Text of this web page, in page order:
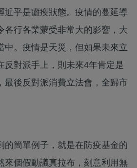
近乎是癱瘓狀態。疫情的蔓延導
各行各業蒙受非常大的影響，大
中。疫情是天災，但如果未來立
反對派手上，則未來4年肯定是
最後反對派消費立法會，全歸市
的簡單例子，就是在防疫基金的
來個假動議真拉布，刻意利用無